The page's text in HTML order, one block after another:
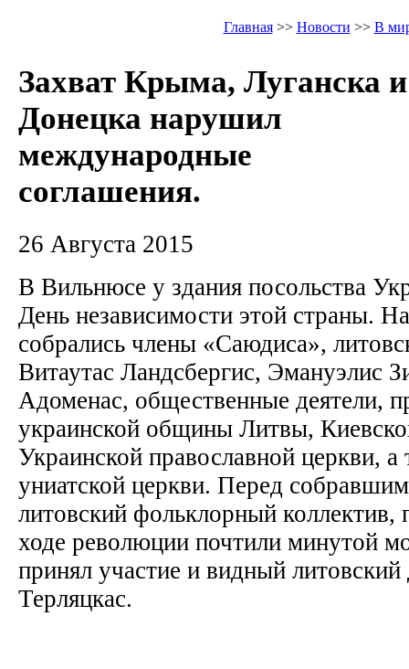
Главная>> Новости >> В
Захват Крыма, Луганска и
Донецка нарушил
международные
соглашения.
26 Августа 2015
В Вильнюсе у здания посольства
День независимости этой страны.
собрались члены «Саюдиса»,
Витаутас Ландсбергис, Эмануэлис
Адоменас, общественные деятели,
украинской общины Литвы,
Украинской православной церкви,
униатской церкви. Перед
литовский фольклорный
ходе революции почтили минутой
принял участие и видный
Терляцкас.